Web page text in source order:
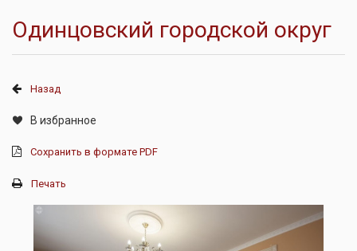
Одинцовский городской округ
Назад
В избранное
Сохранить в формате PDF
Печать